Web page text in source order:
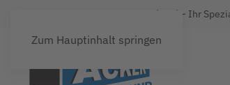
Zum Hauptinhalt springen
Acker Raum-Systeme GmbH (ARS) - Ihr